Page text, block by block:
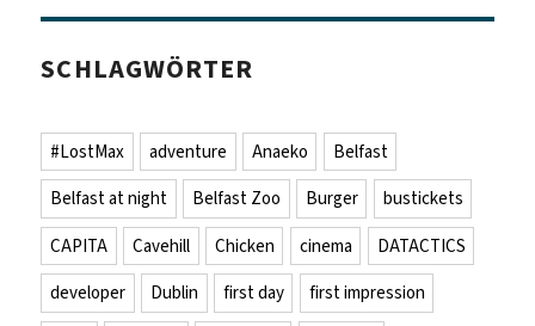
SCHLAGWÖRTER
#LostMax adventure Anaeko
Belfast
Belfast at night
Belfast Zoo Burger
bustickets
CAPITA
Cavehill Chicken cinema
DATACTICS
developer
Dublin first day
first impression